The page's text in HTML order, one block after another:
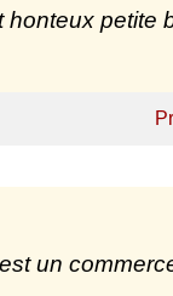
honteux petite
un